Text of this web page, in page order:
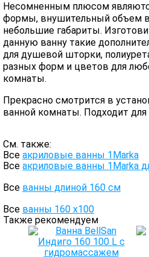
Несомненным плюсом
формы, внушительный объем
небольшие габариты.
данную ванну такие
для душевой шторки,
разных форм и цветов для
комнаты.
Прекрасно смотрится в
ванной комнаты. Подходит
См. также:
Все акриловые ванны 1Marka
Все акриловые ванны 1Marka
Все ванны длиной 160 см
Все ванны 160 х100
Также рекомендуем